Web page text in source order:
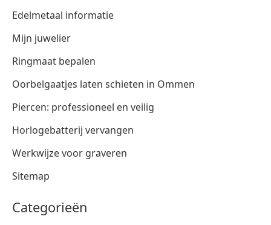
Edelmetaal informatie
Mijn juwelier
Ringmaat bepalen
Oorbelgaatjes laten schieten in Ommen
Piercen: professioneel en veilig
Horlogebatterij vervangen
Werkwijze voor graveren
Sitemap
Categorieën